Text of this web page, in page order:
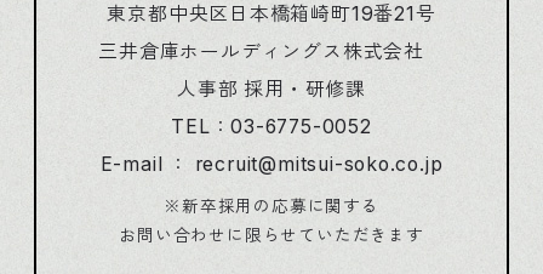
東京都中央区日本橋箱崎町19番21号
三井倉庫ホールディングス株式会社
人事部 採用・研修課
TEL：03-6775-0052
E-mail ： recruit@mitsui-soko.co.jp
※新卒採用の応募に関する
お問い合わせに限らせていただきます